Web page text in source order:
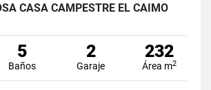
CASA CAMPESTRE EL CAIMO
5
Baños
2
Garaje
232
Área m2